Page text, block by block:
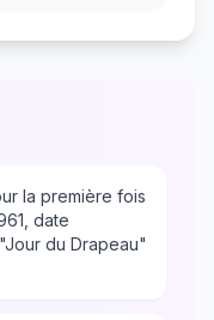
la première fois
date
du Drapeau"